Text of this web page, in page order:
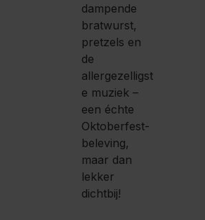
dampende
bratwurst,
pretzels en
de
allergezelligst
e muziek –
een échte
Oktoberfest-
beleving,
maar dan
lekker
dichtbij!